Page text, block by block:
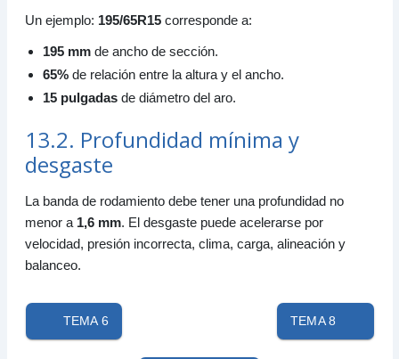
Un ejemplo: 195/65R15corresponde a:
195 mmde ancho de sección.
65%de relación entre la altura y el ancho.
15 pulgadasde diámetro del aro.
13.2. Profundidad mínima y
desgaste
La banda de rodamiento debe tener una profundidad no
menor a 1,6 mm. El desgaste puede acelerarse por
velocidad, presión incorrecta, clima, carga, alineación y
balanceo.
TEMA 6 TEMA 8